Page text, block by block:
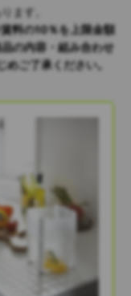
ます。
料の10％を上限金額
の内容・組み合わせ
ご了承ください。